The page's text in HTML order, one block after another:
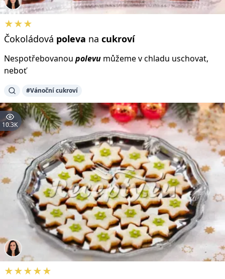
★★★
Čokoládová poleva na cukroví
Nespotřebovanou polevu můžeme v chladu uschovat,
neboť
#Vánoční cukroví
10.3K
★★★★★